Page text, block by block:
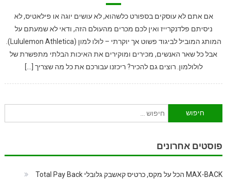
אם אתם לא עוסקים בספורט כלשהוא, לא עושים יוגה או פילאטיס, לא
ניסיתם פלדנקרייז ואין לכם מכרים מהעולם הזה, ודאי לא שמעתם על
המותג המוביל לביגוד פשוט אך יוקרתי – לולו למון (Lululemon Athletica).
אבל כל שאר האנשים, מכירים ומוקירים את האיכות הבלתי מתפשרת של
לולולמון. רוצים גם להכיר? ריכזנו עבורכם את כל מה שצריך […]
חיפוש:
פוסטים אחרונים
MAX-BACK הכל על מקס, כרטיס קאשבק גלובלי Total Pay Back